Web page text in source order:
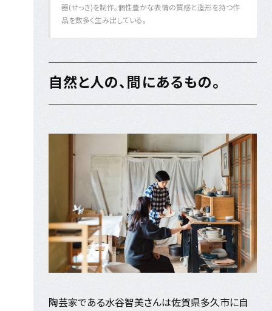
器(せっき)を制作。個性豊かな表情の質感と造形を持つ作
品を数多く生み出している。
自然と人の、間にあるもの。
陶芸家である水谷智美さんは佐賀県多久市に自